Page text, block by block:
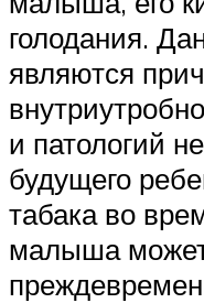
голодания.
являются
и патологий
будущего
табака во
малыша